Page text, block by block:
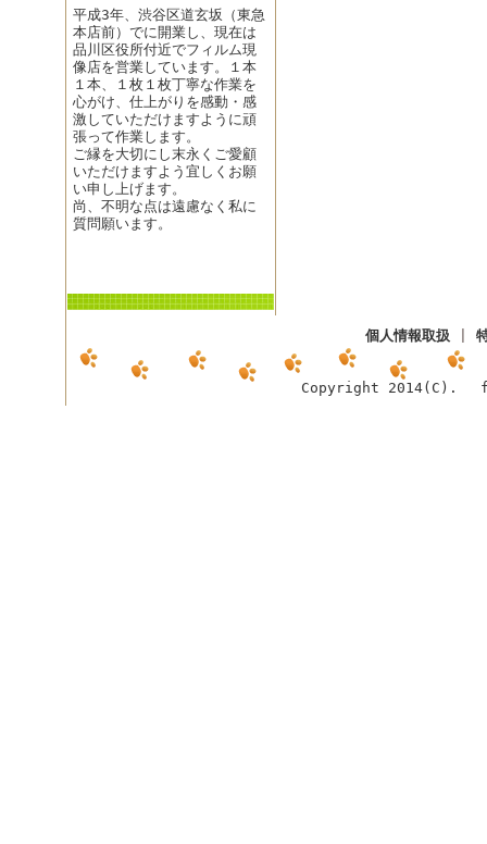
平成3年、渋谷区道玄坂（東急
本店前）でに開業し、現在は
品川区役所付近でフィルム現
像店を営業しています。１本
１本、１枚１枚丁寧な作業を
心がけ、仕上がりを感動・感
激していただけますように頑
張って作業します。
ご縁を大切にし末永くご愛顧
いただけますよう宜しくお願
い申し上げます。
尚、不明な点は遠慮なく私に
質問願います。
個人情報取扱
Copyright 2014(C).